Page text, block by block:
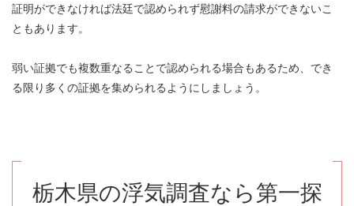
証明ができなければ法廷で認められず慰謝料の請求ができないこ
ともあります。
弱い証拠でも複数重なることで認められる場合もあるため、でき
る限り多くの証拠を集められるようにしましょう。
栃木県の浮気調査なら第一探